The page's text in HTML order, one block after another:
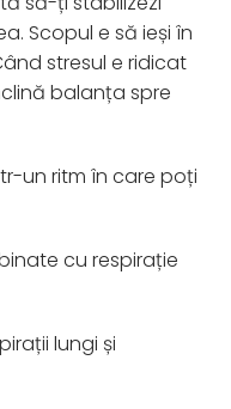
Scopul e să ieși în
stresul e ridicat
balanța spre
un ritm în care poți
cu respirație
lungi și